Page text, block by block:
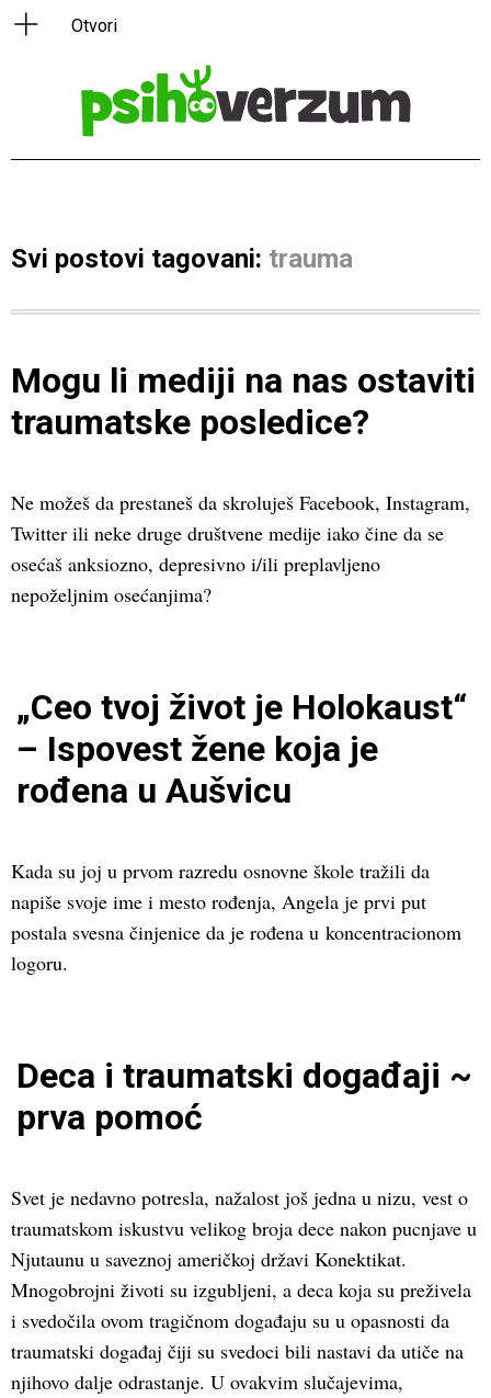
Svi postovi tagovani: trauma
Mogu li mediji na nas ostaviti
traumatske posledice?
Ne možeš da prestaneš da skroluješ Facebook, Instagram,
Twitter ili neke druge društvene medije iako čine da se
osećaš anksiozno, depresivno i/ili preplavljeno
nepoželjnim osećanjima?
„Ceo tvoj život je Holokaust“
– Ispovest žene koja je
rođena u Aušvicu
Kada su joj u prvom razredu osnovne škole tražili da
napiše svoje ime i mesto rođenja, Angela je prvi put
postala svesna činjenice da je rođena u koncentracionom
logoru.
Deca i traumatski događaji ~
prva pomoć
Svet je nedavno potresla, nažalost još jedna u nizu, vest o
traumatskom iskustvu velikog broja dece nakon pucnjave u
Njutaunu u saveznoj američkoj državi Konektikat.
Mnogobrojni životi su izgubljeni, a deca koja su preživela
i svedočila ovom tragičnom događaju su u opasnosti da
traumatski događaj čiji su svedoci bili nastavi da utiče na
njihovo dalje odrastanje. U ovakvim slučajevima,